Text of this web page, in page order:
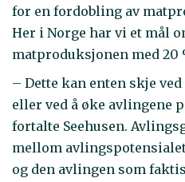
for en fordobling av
Her i Norge har vi et mål
matproduksjonen med 20
– Dette kan enten skje
eller ved å øke avlingene
fortalte Seehusen.
mellom
og den avlingen som